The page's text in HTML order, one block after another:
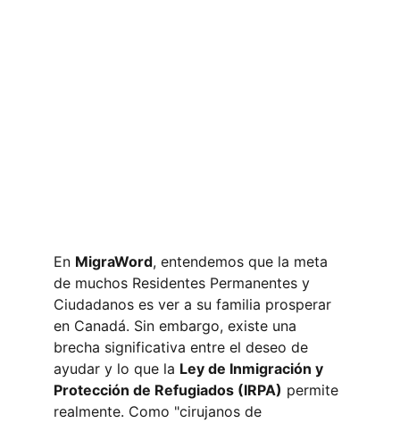
En MigraWord, entendemos que la meta
de muchos Residentes Permanentes y
Ciudadanos es ver a su familia prosperar
en Canadá. Sin embargo, existe una
brecha significativa entre el deseo de
ayudar y lo que la Ley de Inmigración y
Protección de Refugiados (IRPA) permite
realmente. Como "cirujanos de